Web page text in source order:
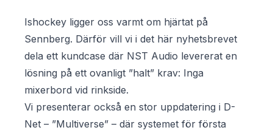
Ishockey ligger oss varmt om hjärtat på
Sennberg. Därför vill vi i det här nyhetsbrevet
dela ett kundcase där NST Audio levererat en
lösning på ett ovanligt ”halt” krav: Inga
mixerbord vid rinkside.
Vi presenterar också en stor uppdatering i D-
Net – ”Multiverse” – där systemet för första